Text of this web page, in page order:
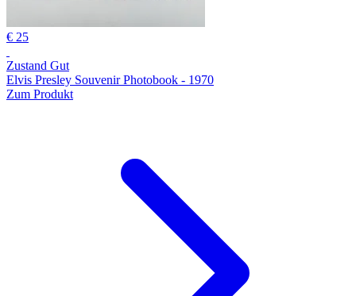
€ 25
Zustand Gut
Elvis Presley Souvenir Photobook - 1970
Zum Produkt